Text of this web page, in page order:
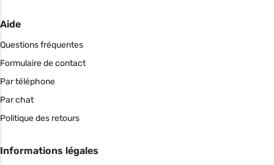
Aide
Questions fréquentes
Formulaire de contact
Par téléphone
Par chat
Politique des retours
Informations légales